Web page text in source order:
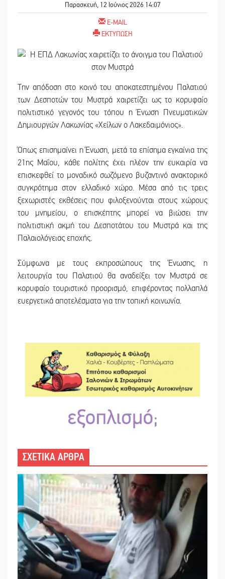
Παρασκευή, 12 Ιούνιος 2026 14:07
E-MAIL
ΕΚΤΥΠΩΣΗ
Την απόδοση στο κοινό του αποκατεστημένου Παλατιού
των Δεσποτών του Μυστρά χαιρετίζει ως το κορυφαίο
πολιτιστικό γεγονός του τόπου η Ένωση Πνευματικών
Δημιουργών Λακωνίας «Χείλων ο Λακεδαιμόνιος».
Όπως επισημαίνει η Ένωση, μετά τα επίσημα εγκαίνια της
21ης Μαΐου, κάθε πολίτης έχει πλέον την ευκαιρία να
επισκεφθεί το μοναδικό σωζόμενο βυζαντινό ανακτορικό
συγκρότημα στον ελλαδικό χώρο. Μέσα από τις τρεις
ξεχωριστές εκθέσεις που φιλοξενούνται στους χώρους
του μνημείου, ο επισκέπτης μπορεί να βιώσει την
πολιτιστική ακμή του Δεσποτάτου του Μυστρά και της
Παλαιολόγειας εποχής.
Σύμφωνα με τους εκπροσώπους της Ένωσης, η
λειτουργία του Παλατιού θα αναδείξει τον Μυστρά σε
κορυφαίο τουριστικό προορισμό, επιφέροντας πολλαπλά
ευεργετικά αποτελέσματα για την τοπική κοινωνία.
ΣΧΕΤΙΚΑ ΑΡΘΡΑ